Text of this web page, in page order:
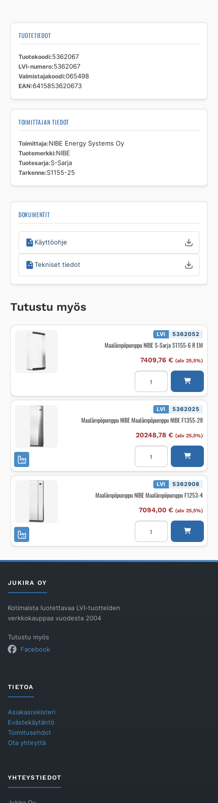
TUOTETIEDOT
Tuotekoodi 5362067
LVI-numero 5362067
Valmistajakoodi 065498
EAN 6415853620673
TOIMITTAJAN TIEDOT
Toimittaja NIBE Energy Systems Oy
Tuotemerkki NIBE
Tuotesarja S-Sarja
Tarkenne S1155-25
DOKUMENTIT
Käyttöohje
Tekniset tiedot
Tutustu myös
LVI 5362052
Maalämpöpumppu NIBE S-Sarja S1155-6 R EM
7409,76 € (alv 25,5%)
Maalämpöpumppu
Sarja
S1155-
EM
LVI 5362025
Maalämpöpumppu NIBE Maalämpöpumppu NIBE F1355-28
20248,78 € (alv 25,5%)
Maalämpöpumppu
Maalämpöpumppu
NIBE
F1355-
määrä
LVI 5362908
Maalämpöpumppu NIBE Maalämpöpumppu F1253-4
7094,00 € (alv 25,5%)
Maalämpöpumppu
Maalämpöpumppu
F1253-
JUKIRA OY
Kotimaista luotettavaa LVI-tuotteiden
verkkokauppaa vuodesta 2004
Tutustu myös
Facebook
TIETOA
Asiakasrekisteri
Evästekäytäntö
Toimitusehdot
Ota yhteyttä
YHTEYSTIEDOT